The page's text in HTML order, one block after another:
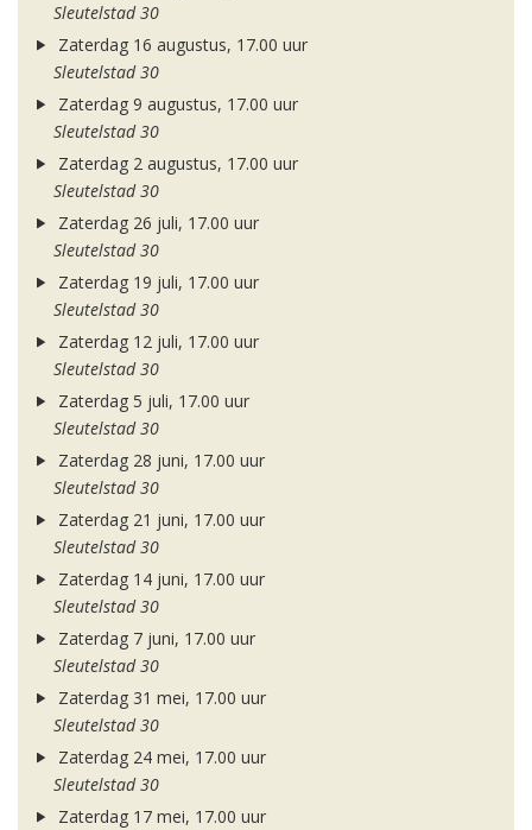
Sleutelstad 30
Zaterdag 16 augustus, 17.00 uur
Sleutelstad 30
Zaterdag 9 augustus, 17.00 uur
Sleutelstad 30
Zaterdag 2 augustus, 17.00 uur
Sleutelstad 30
Zaterdag 26 juli, 17.00 uur
Sleutelstad 30
Zaterdag 19 juli, 17.00 uur
Sleutelstad 30
Zaterdag 12 juli, 17.00 uur
Sleutelstad 30
Zaterdag 5 juli, 17.00 uur
Sleutelstad 30
Zaterdag 28 juni, 17.00 uur
Sleutelstad 30
Zaterdag 21 juni, 17.00 uur
Sleutelstad 30
Zaterdag 14 juni, 17.00 uur
Sleutelstad 30
Zaterdag 7 juni, 17.00 uur
Sleutelstad 30
Zaterdag 31 mei, 17.00 uur
Sleutelstad 30
Zaterdag 24 mei, 17.00 uur
Sleutelstad 30
Zaterdag 17 mei, 17.00 uur